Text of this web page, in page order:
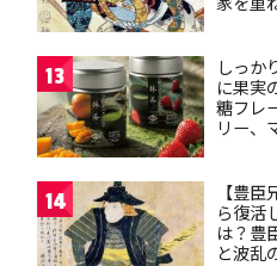
13
しっか
に果実
糖フレ
リー、
14
【豊
ら復活
は？豊
と波乱